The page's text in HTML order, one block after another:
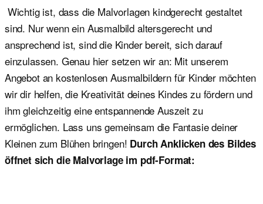
Wichtig ist, dass die Malvorlagen kindgerecht gestaltet
sind. Nur wenn ein Ausmalbild altersgerecht und
ansprechend ist, sind die Kinder bereit, sich darauf
einzulassen. Genau hier setzen wir an: Mit unserem
Angebot an kostenlosen Ausmalbildern für Kinder möchten
wir dir helfen, die Kreativität deines Kindes zu fördern und
ihm gleichzeitig eine entspannende Auszeit zu
ermöglichen. Lass uns gemeinsam die Fantasie deiner
Kleinen zum Blühen bringen! Durch Anklicken des Bildes
öffnet sich die Malvorlage im pdf-Format: